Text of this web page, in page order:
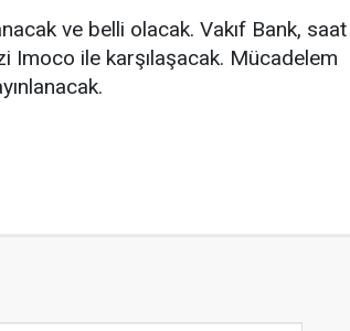
ve belli olacak. Vakıf Bank, saat
Imoco ile karşılaşacak. Mücadelem